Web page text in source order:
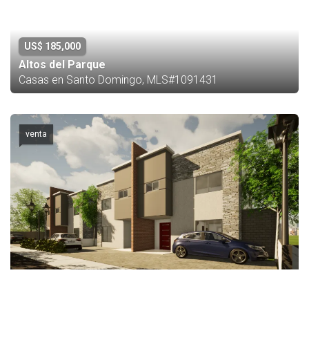
US$ 185,000
Altos del Parque
Casas en Santo Domingo, MLS#1091431
venta